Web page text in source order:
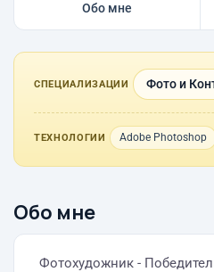
Обо мне
СПЕЦИАЛИЗАЦИИ Фото и
ТЕХНОЛОГИИ Adobe Photoshop
Обо мне
Фотохудожник -